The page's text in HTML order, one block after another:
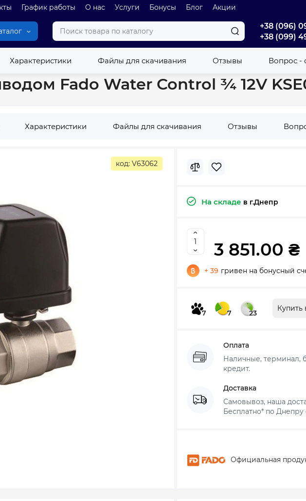
График работы О нас Услуги Бонусы Блог Акции
+38 (096)
+38 (099)
Характеристики Файлы для скачивания Отзывы Вопрос -
Кран з сервоприводом Fado Water Control ¾ 12V KSE02S
Fado Water Control ¾ 12V
Характеристики Файлы для скачивания Отзывы
код: V63062
На складе в г.Днепр
3 851.00 ₴
+ 39 гривен на бонусный
7 7 23
Купить
Оплата
Наличные, терминал,
кредит.
Доставка
Самовывоз, наша
Бесплатно* по Днепру
Официальная